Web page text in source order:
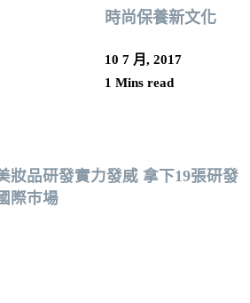
時尚保養新文化
10 7 月, 2017
1 Mins read
妝品研發實力發威 拿下19張研發
際巿場